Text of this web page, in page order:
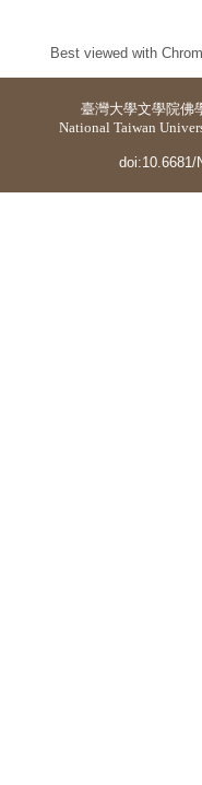
Best viewed with
臺灣大學文學院佛
National Taiwan
doi:10.6681/